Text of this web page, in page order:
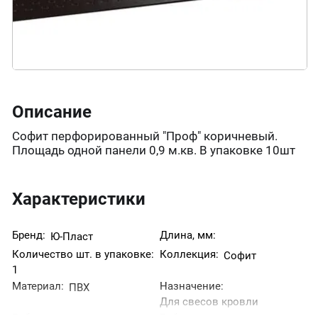
Описание
Софит перфорированный "Проф" коричневый.
Площадь одной панели 0,9 м.кв. В упаковке 10шт
Характеристики
Бренд: Ю-Пласт
Длина, мм:
Количество шт. в упаковке:
1
Коллекция: Софит
Материал: ПВХ
Назначение:
Для свесов кровли